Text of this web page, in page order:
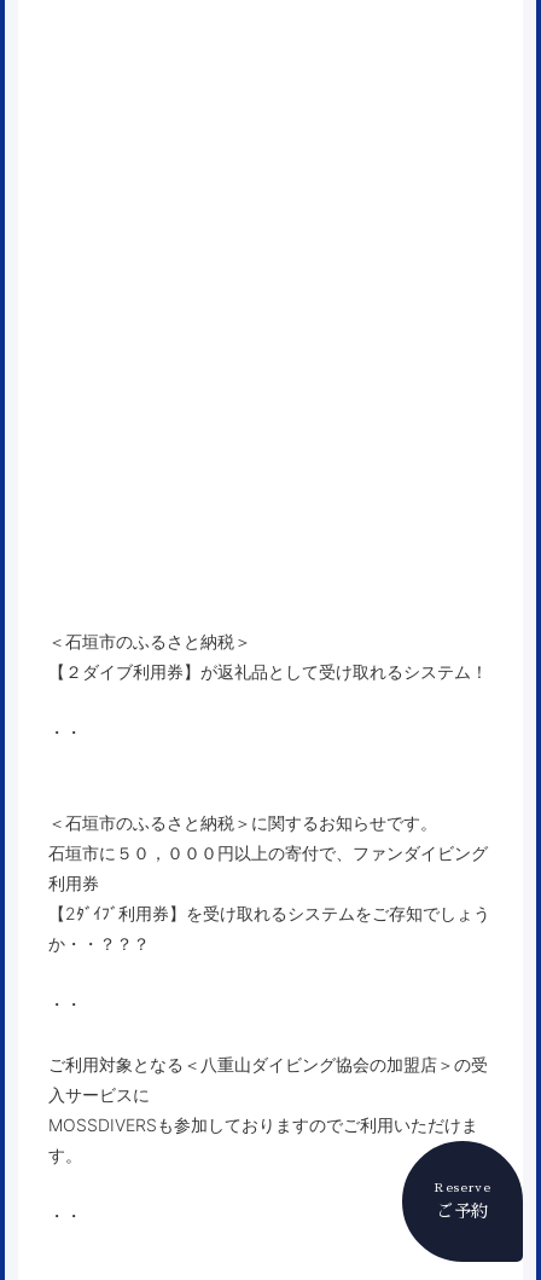
Reserve
ご予約
＜石垣市のふるさと納税＞
【２ダイブ利用券】が返礼品として受け取れるシステム！
・・
＜石垣市のふるさと納税＞に関するお知らせです。
石垣市に５０，０００円以上の寄付で、ファンダイビング
利用券
【2ﾀﾞｲﾌﾞ利用券】を受け取れるシステムをご存知でしょう
か・・？？？
・・
ご利用対象となる＜八重山ダイビング協会の加盟店＞の受
入サービスに
MOSSDIVERSも参加しておりますのでご利用いただけま
す。
・・